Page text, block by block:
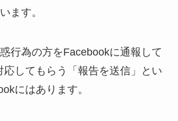
ます。
行為の方をFacebookに通報して
応してもらう「報告を送信」とい
にはあります。